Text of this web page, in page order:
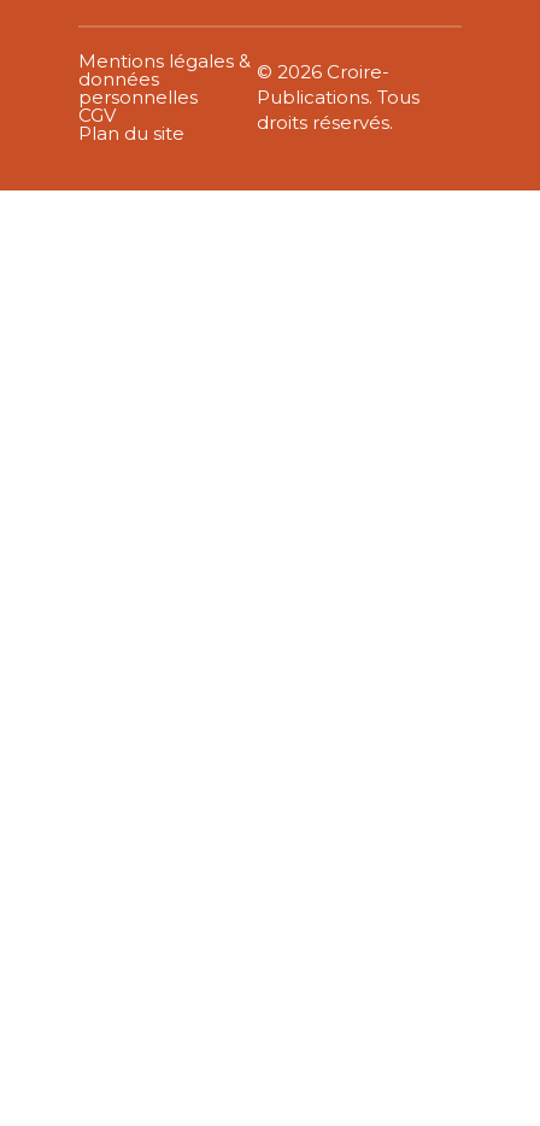
Mentions légales &
données
personnelles
CGV
Plan du site
© 2026 Croire-
Publications. Tous
droits réservés.